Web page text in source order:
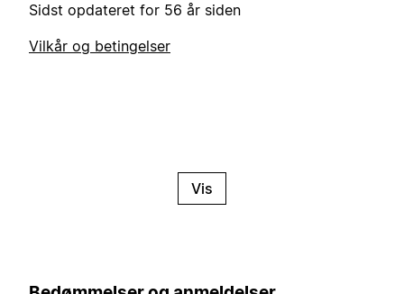
Sidst opdateret for 56 år siden
Vilkår og betingelser
Vis